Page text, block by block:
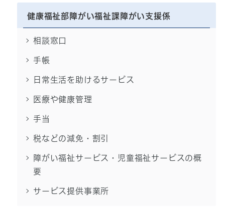
健康福祉部障がい福祉課障がい支援係
相談窓口
手帳
日常生活を助けるサービス
医療や健康管理
手当
税などの減免・割引
障がい福祉サービス・児童福祉サービスの概
要
サービス提供事業所